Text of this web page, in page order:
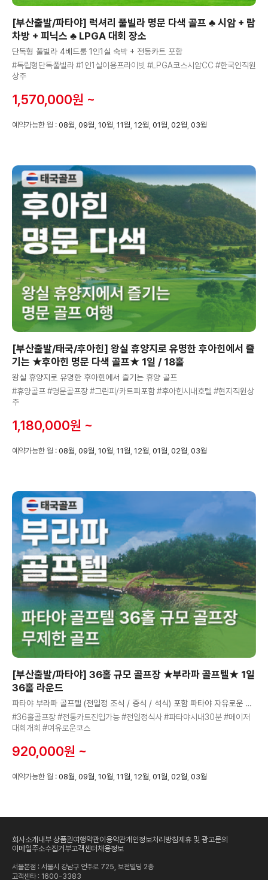
[부산출발/파타야] 럭셔리 풀빌라 명문 다색 골프 ♣ 시암 + 람
차방 + 피닉스 ♣ LPGA 대회 장소
단독형 풀빌라 4베드룸 1인1실 숙박 + 전동카트 포함
#독립형단독풀빌라 #1인1실이용프라이빗 #LPGA코스시암CC #한국인직원
상주
1,570,000원 ~
예약가능한 월 : 08월 09월 10월 11월 12월 01월 02월 03월
[부산출발/태국/후아힌] 왕실 휴양지로 유명한 후아힌에서 즐
기는 ★후아힌 명문 다색 골프★ 1일 / 18홀
왕실 휴양지로 유명한 후아힌에서 즐기는 휴양 골프
#휴양골프 #명문골프장 #그린피/카트피포함 #후아힌시내호텔 #현지직원상
주
1,180,000원 ~
예약가능한 월 : 08월 09월 10월 11월 12월 01월 02월 03월
[부산출발/파타야] 36홀 규모 골프장 ★부라파 골프텔★ 1일
36홀 라운드
파타야 부라파 골프텔 (전일정 조식 / 중식 / 석식) 포함 파타야 자유로운 골프여행
#36홀골프장 #전통카트진입가능 #전일정식사 #파타야시내30분 #메이저
대회개회 #여유로운코스
920,000원 ~
예약가능한 월 : 08월 09월 10월 11월 12월 01월 02월 03월
회사소개 내부 상품권여행약관이용약관개인정보처리방침제휴 및 광고문의
이메일주소수집거부고객센터채용정보
서울본점 : 서울시 강남구 언주로 725, 보전빌딩 2층
고객센타 : 1600-3383